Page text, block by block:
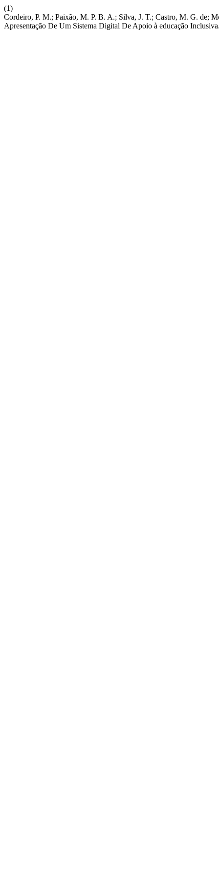
(1)
Cordeiro, P. M.; Paixão, M. P. B. A.; Silva, J. T.; Castro, M. G. de;
Apresentação De Um Sistema Digital De Apoio à educação